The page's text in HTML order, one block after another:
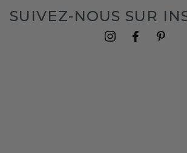
SUIVEZ-NOUS SUR